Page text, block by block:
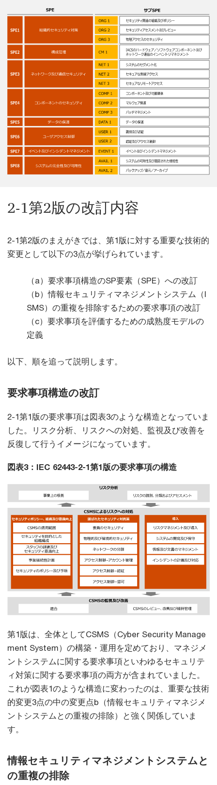
2-1第2版の改訂内容
2-1第2版のまえがきでは、第1版に対する重要な技術的
変更として以下の3点が挙げられています。
（a）要求事項構造のSP要素（SPE）への改訂
（b）情報セキュリティマネジメントシステム（I
SMS）の重複を排除するための要求事項の改訂
（c）要求事項を評価するための成熟度モデルの
定義
以下、順を追って説明します。
要求事項構造の改訂
2-1第1版の要求事項は図表3のような構造となっていま
した。リスク分析、リスクへの対処、監視及び改善を
反復して行うイメージになっています。
図表3：IEC 62443-2-1第1版の要求事項の構造
第1版は、全体としてCSMS（Cyber Security Manage
ment System）の構築・運用を定めており、マネジメ
ントシステムに関する要求事項といわゆるセキュリテ
ィ対策に関する要求事項の両方が含まれていました。
これが図表1のような構造に変わったのは、重要な技術
的変更3点の中の変更点b（情報セキュリティマネジメ
ントシステムとの重複の排除）と強く関係していま
す。
情報セキュリティマネジメントシステムと
の重複の排除